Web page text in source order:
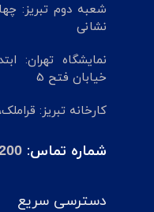
شعبه دوم تبریز:
نشانی
نمایشگاه تهران:
خیابان فتح 5
کارخانه تبریز:
شماره تماس:
دسترسی سریع